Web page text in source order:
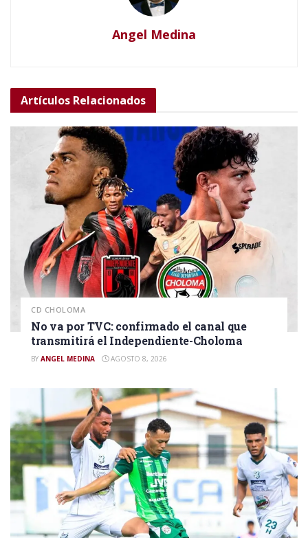
Angel Medina
Artículos Relacionados
CD CHOLOMA
No va por TVC: confirmado el canal que
transmitirá el Independiente-Choloma
BY ANGEL MEDINA AGOSTO 8, 2026